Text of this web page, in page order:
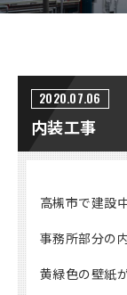
2020.07.06
内装工事
高槻市で建設
事務所部分の
黄緑色の壁紙